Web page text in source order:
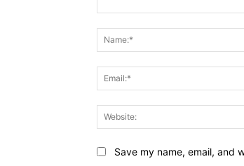
Save my name, email, and